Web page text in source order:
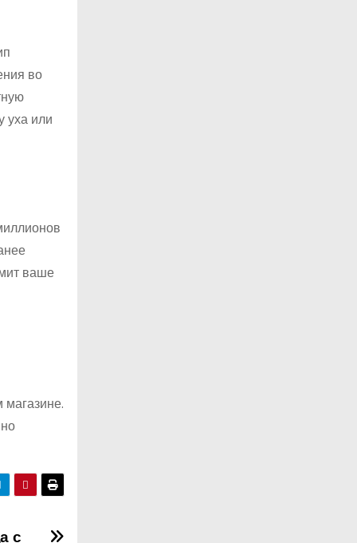
во
уха или
ваше
с